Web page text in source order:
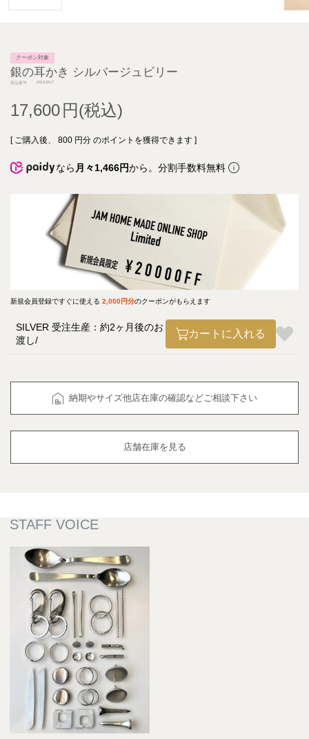
クーポン対象
銀の耳かき シルバージュビリー
商品番号 J25JUB17
17,600
[ ご購入後、 800 円分 のポイントを獲得できます ]
なら 月々1,466円から。分割手数料無料
新規会員登録ですぐに使える 2,000円分のクーポンがもらえます
SILVER 受注生産：約2ヶ月後のお
渡し
カートに入れる
納期やサイズ他店在庫の確認などご相談下さい
店舗在庫を見る